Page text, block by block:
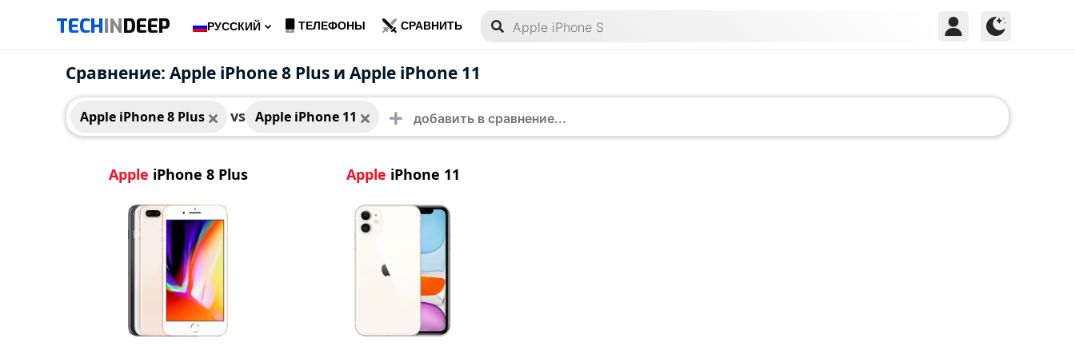
TECHINDEEP РУССКИЙ ТЕЛЕФОНЫ СРАВНИТЬ
Сравнение: Apple iPhone 8 Plus и Apple iPhone 11
Apple iPhone 8 Plus vs Apple iPhone 11
Apple iPhone 8 Plus
Apple iPhone 8 Plus
Apple iPhone 11
Apple iPhone 11